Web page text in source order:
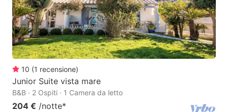
10 (1 recensione)
Junior Suite vista mare
B&B · 2 Ospiti · 1 Camera da letto
204 € /notte*